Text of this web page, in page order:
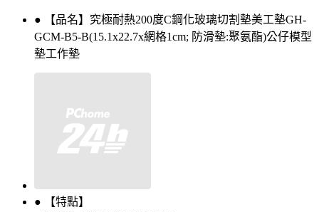
● 【品名】究極耐熱200度C鋼化玻璃切割墊美工墊GH-
GCM-B5-B(15.1x22.7x網格1cm; 防滑墊:聚氨酯)公仔模型
墊工作墊
● 【特點】